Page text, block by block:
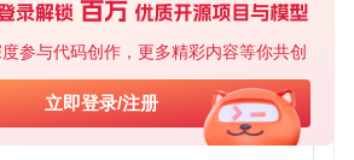
参与代码创作，更多精彩内容等你共创
立即登录/注册
基于Python的Xiaozhi AI，适用于想要完整Xiaozhi体验而无需拥有专用硬件的用户。
1